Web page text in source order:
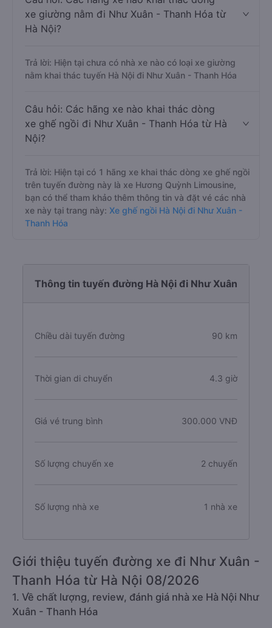
xe giường nằm đi Như Xuân - Thanh Hóa từ
Hà Nội?
Trả lời: Hiện tại chưa có nhà xe nào có loại xe giường
nằm khai thác tuyến Hà Nội đi Như Xuân - Thanh Hóa
Câu hỏi: Các hãng xe nào khai thác dòng
xe ghế ngồi đi Như Xuân - Thanh Hóa từ Hà
Nội?
Trả lời: Hiện tại có 1 hãng xe khai thác dòng xe ghế ngồi
trên tuyến đường này là xe Hương Quỳnh Limousine,
bạn có thể tham khảo thêm thông tin và đặt vé các nhà
xe này tại trang này: Xe ghế ngồi Hà Nội đi Như Xuân -
Thanh Hóa
Thông tin tuyến đường Hà Nội đi Như Xuân
Chiều dài tuyến đường 90 km
Thời gian di chuyển 4.3 giờ
Giá vé trung bình 300.000 VNĐ
Số lượng chuyến xe 2 chuyến
Số lượng nhà xe 1 nhà xe
Giới thiệu tuyến đường xe đi Như Xuân -
Thanh Hóa từ Hà Nội 08/2026
1. Về chất lượng, review, đánh giá nhà xe Hà Nội Như
Xuân - Thanh Hóa